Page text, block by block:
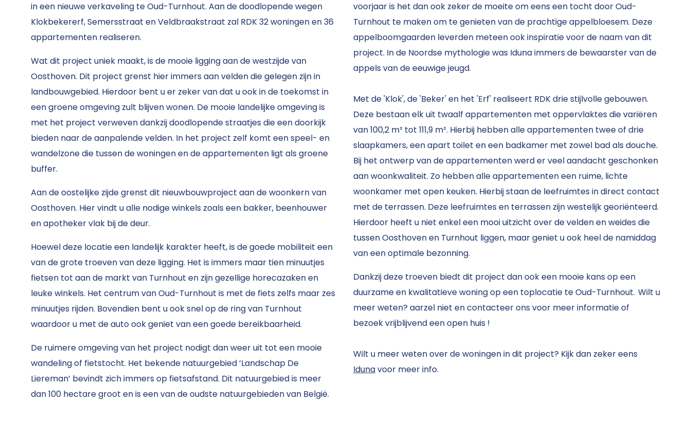
in een nieuwe verkaveling te Oud-Turnhout. Aan de doodlopende wegen
Klokbekererf, Semersstraat en Veldbraakstraat zal RDK 32 woningen en 36
appartementen realiseren.
Wat dit project uniek maakt, is de mooie ligging aan de westzijde van
Oosthoven. Dit project grenst hier immers aan velden die gelegen zijn in
landbouwgebied. Hierdoor bent u er zeker van dat u ook in de toekomst in
een groene omgeving zult blijven wonen. De mooie landelijke omgeving is
met het project verweven dankzij doodlopende straatjes die een doorkijk
bieden naar de aanpalende velden. In het project zelf komt een speel- en
wandelzone die tussen de woningen en de appartementen ligt als groene
buffer.
Aan de oostelijke zijde grenst dit nieuwbouwproject aan de woonkern van
Oosthoven. Hier vindt u alle nodige winkels zoals een bakker, beenhouwer
en apotheker vlak bij de deur.
Hoewel deze locatie een landelijk karakter heeft, is de goede mobiliteit een
van de grote troeven van deze ligging. Het is immers maar tien minuutjes
fietsen tot aan de markt van Turnhout en zijn gezellige horecazaken en
leuke winkels. Het centrum van Oud-Turnhout is met de fiets zelfs maar zes
minuutjes rijden. Bovendien bent u ook snel op de ring van Turnhout
waardoor u met de auto ook geniet van een goede bereikbaarheid.
De ruimere omgeving van het project nodigt dan weer uit tot een mooie
wandeling of fietstocht. Het bekende natuurgebied ‘Landschap De
Liereman’ bevindt zich immers op fietsafstand. Dit natuurgebied is meer
dan 100 hectare groot en is een van de oudste natuurgebieden van België.
voorjaar is het dan ook zeker de moeite om eens een tocht door Oud-
Turnhout te maken om te genieten van de prachtige appelbloesem. Deze
appelboomgaarden leverden meteen ook inspiratie voor de naam van dit
project. In de Noordse mythologie was Iduna immers de bewaarster van de
appels van de eeuwige jeugd.
Met de 'Klok', de 'Beker' en het 'Erf' realiseert RDK drie stijlvolle gebouwen.
Deze bestaan elk uit twaalf appartementen met oppervlaktes die variëren
van 100,2 m² tot 111,9 m². Hierbij hebben alle appartementen twee of drie
slaapkamers, een apart toilet en een badkamer met zowel bad als douche.
Bij het ontwerp van de appartementen werd er veel aandacht geschonken
aan woonkwaliteit. Zo hebben alle appartementen een ruime, lichte
woonkamer met open keuken. Hierbij staan de leefruimtes in direct contact
met de terrassen. Deze leefruimtes en terrassen zijn westelijk georiënteerd.
Hierdoor heeft u niet enkel een mooi uitzicht over de velden en weides die
tussen Oosthoven en Turnhout liggen, maar geniet u ook heel de namiddag
van een optimale bezonning.
Dankzij deze troeven biedt dit project dan ook een mooie kans op een
duurzame en kwalitatieve woning op een toplocatie te Oud-Turnhout. Wilt u
meer weten? aarzel niet en contacteer ons voor meer informatie of
bezoek vrijblijvend een open huis !
Wilt u meer weten over de woningen in dit project? Kijk dan zeker eens
Idunavoor meer info.